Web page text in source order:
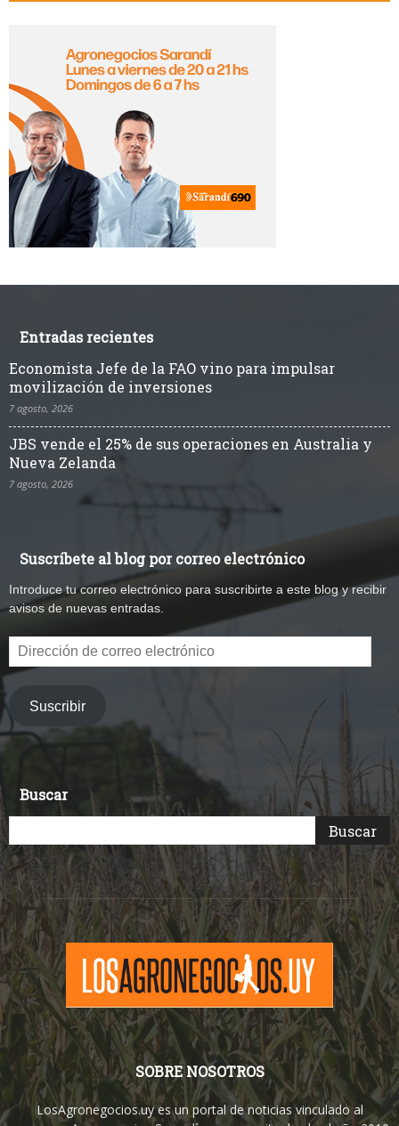
Entradas recientes
Economista Jefe de la FAO vino para impulsar
movilización de inversiones
7 agosto, 2026
JBS vende el 25% de sus operaciones en Australia y
Nueva Zelanda
7 agosto, 2026
Suscríbete al blog por correo electrónico
Introduce tu correo electrónico para suscribirte a este blog y recibir
avisos de nuevas entradas.
Dirección
de
electrónico
Suscribir
Buscar
SOBRE NOSOTROS
LosAgronegocios.uy es un portal de noticias vinculado al